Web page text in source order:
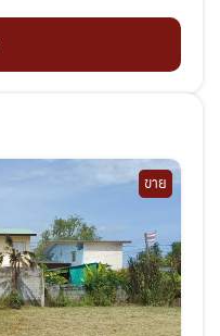
ขาย